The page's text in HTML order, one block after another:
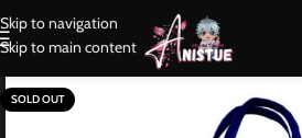
Skip to navigation
Skip to main content
SOLD OUT